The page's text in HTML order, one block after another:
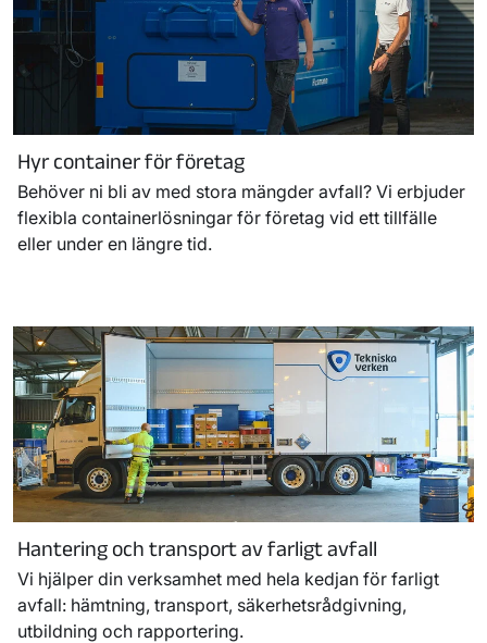
Hyr container för företag
Behöver ni bli av med stora mängder avfall? Vi erbjuder
flexibla containerlösningar för företag vid ett tillfälle
eller under en längre tid.
Hantering och transport av farligt avfall
Vi hjälper din verksamhet med hela kedjan för farligt
avfall: hämtning, transport, säkerhetsrådgivning,
utbildning och rapportering.